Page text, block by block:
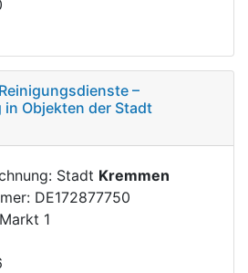
–
Objekten der Stadt
Stadt Kremmen
DE172877750
1